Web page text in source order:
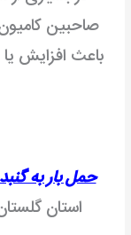
صاحبین کامیون
باعث افزایش
حمل بار به
استان